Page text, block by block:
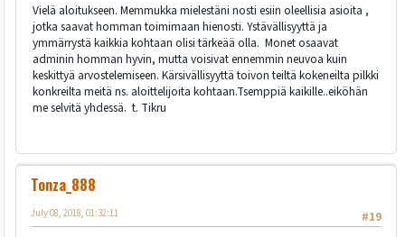
Vielä aloitukseen. Memmukka mielestäni nosti esiin oleellisia asioita ,
jotka saavat homman toimimaan hienosti. Ystävällisyyttä ja
ymmärrystä kaikkia kohtaan olisi tärkeää olla. Monet osaavat
adminin homman hyvin, mutta voisivat ennemmin neuvoa kuin
keskittyä arvostelemiseen. Kärsivällisyyttä toivon teiltä kokeneilta pilkki
konkreilta meitä ns. aloittelijoita kohtaan.Tsemppiä kaikille..eiköhän
me selvitä yhdessä. t. Tikru
Tonza_888
#19
July 08, 2018, 01:32:11